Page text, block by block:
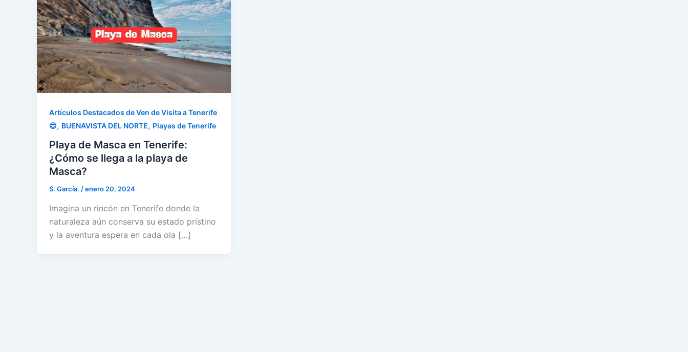
Artículos Destacados de Ven de Visita a Tenerife
😍, BUENAVISTA DEL NORTE, Playas de Tenerife
Playa de Masca en Tenerife:
¿Cómo se llega a la playa de
Masca?
S. García. /enero 20, 2024
Imagina un rincón en Tenerife donde la
naturaleza aún conserva su estado prístino
y la aventura espera en cada ola […]